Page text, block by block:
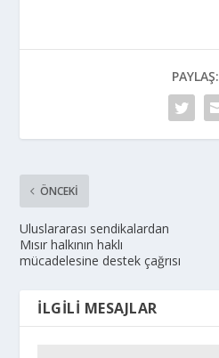
PAYLAŞ:
ÖNCEKI
Uluslararası sendikalardan
Mısır halkının haklı
mücadelesine destek çağrısı
İLGILI MESAJLAR